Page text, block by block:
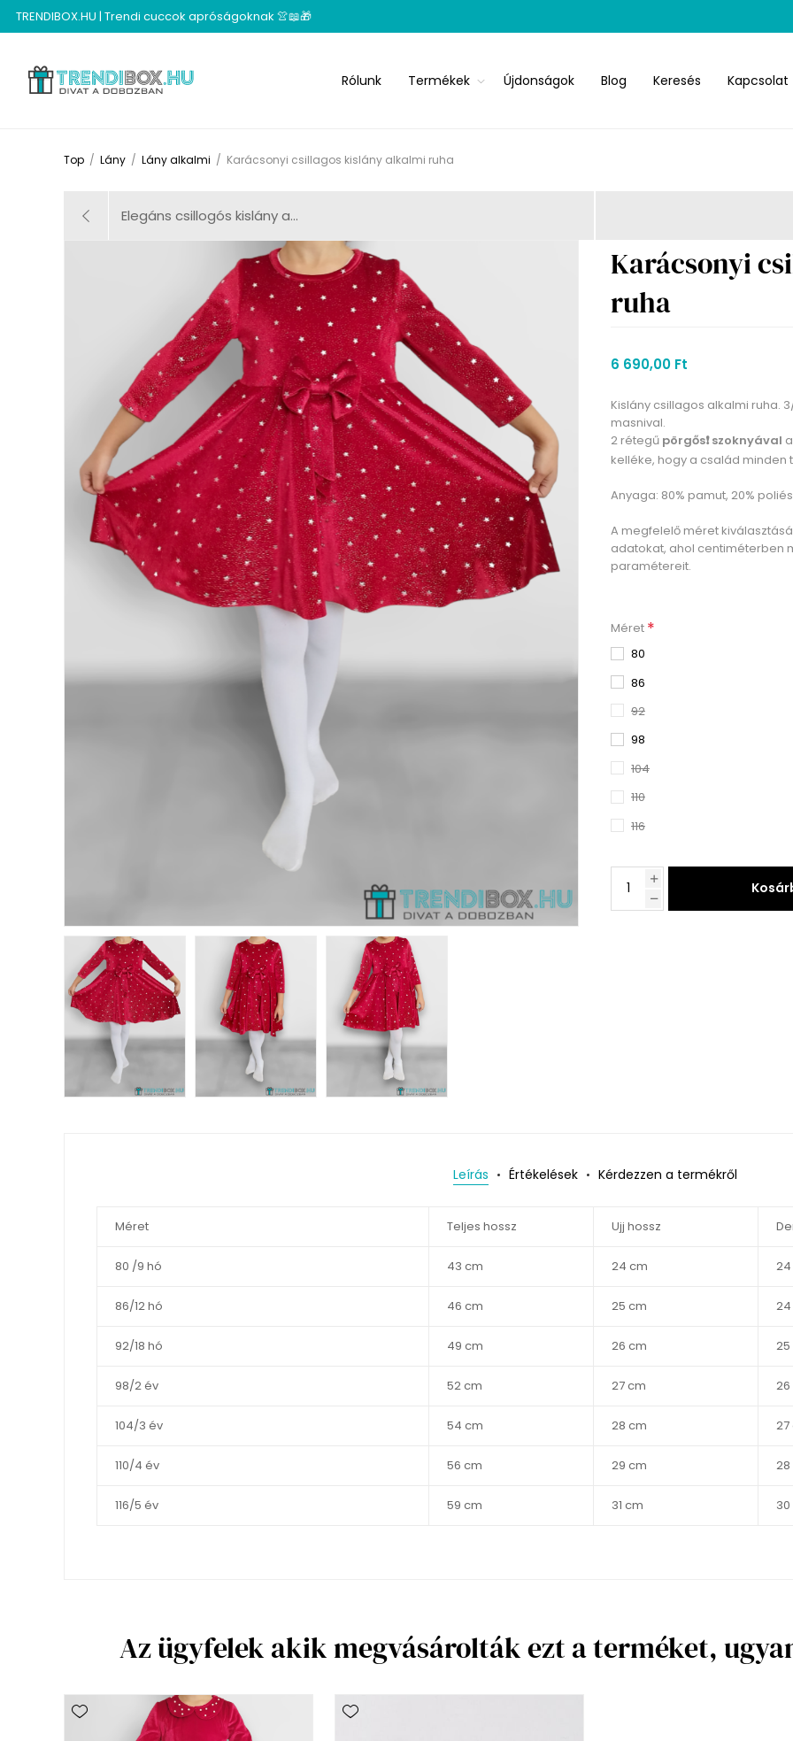
TRENDIBOX.HU | Trendi cuccok apróságoknak 👚📖🎁
Rólunk Termékek Újdonságok Blog Keresés Kapcsolat
Top / Lány / Lány alkalmi / Karácsonyi csillagos kislány alkalmi ruha
Elegáns csillogós kislány a...
Karácsonyi
ruha
6 690,00 Ft
Kislány csillagos alkalmi ruha.
masnival.
2 rétegű pörgős❗ szoknyával
kelléke, hogy a család
Anyaga: 80% pamut, 20%
A megfelelő méret
adatokat, ahol centiméterben
paramétereit.
Méret *
80
86
92
98
104
110
116
Leírás Értékelések Kérdezzen a termékről
Méret Teljes hossz Ujj hossz
80 /9 hó 43 cm 24 cm
86/12 hó 46 cm 25 cm
92/18 hó 49 cm 26 cm
98/2 év 52 cm 27 cm
104/3 év 54 cm 28 cm
110/4 év 56 cm 29 cm
116/5 év 59 cm 31 cm
Az ügyfelek akik megvásárolták ezt a terméket,